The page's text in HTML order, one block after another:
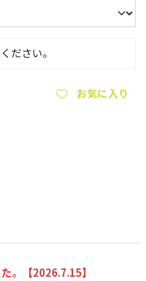
ださい。
お気に入り
。【2026.7.15】